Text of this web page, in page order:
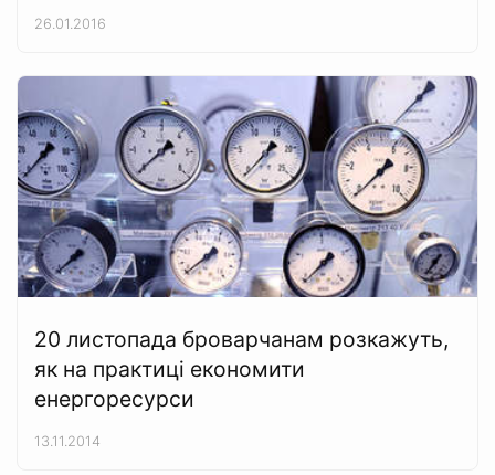
26.01.2016
20 листопада броварчанам розкажуть,
як на практиці економити
енергоресурси
13.11.2014